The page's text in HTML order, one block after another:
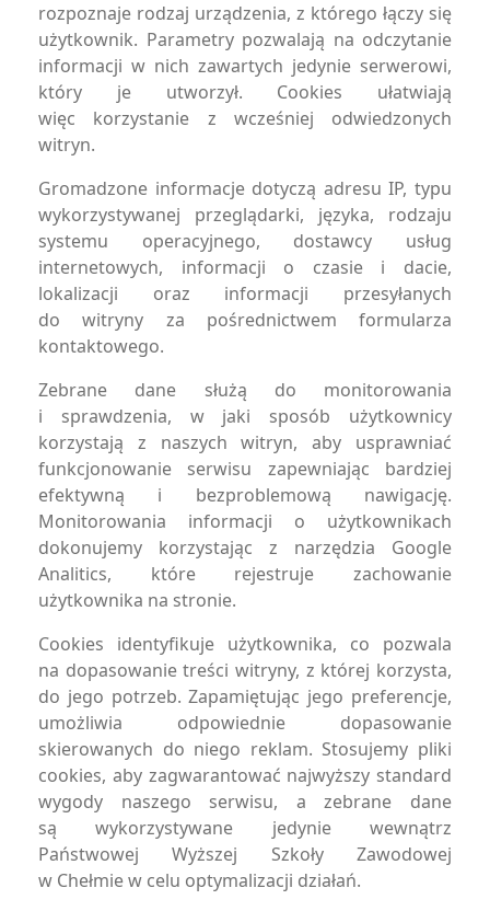
rozpoznaje rodzaj urządzenia, z którego łączy się
użytkownik. Parametry pozwalają na odczytanie
informacji w nich zawartych jedynie serwerowi,
który je utworzył. Cookies ułatwiają
więc korzystanie z wcześniej odwiedzonych
witryn.
Gromadzone informacje dotyczą adresu IP, typu
wykorzystywanej przeglądarki, języka, rodzaju
systemu operacyjnego, dostawcy usług
internetowych, informacji o czasie i dacie,
lokalizacji oraz informacji przesyłanych
do witryny za pośrednictwem formularza
kontaktowego.
Zebrane dane służą do monitorowania
i sprawdzenia, w jaki sposób użytkownicy
korzystają z naszych witryn, aby usprawniać
funkcjonowanie serwisu zapewniając bardziej
efektywną i bezproblemową nawigację.
Monitorowania informacji o użytkownikach
dokonujemy korzystając z narzędzia Google
Analitics, które rejestruje zachowanie
użytkownika na stronie.
Cookies identyfikuje użytkownika, co pozwala
na dopasowanie treści witryny, z której korzysta,
do jego potrzeb. Zapamiętując jego preferencje,
umożliwia odpowiednie dopasowanie
skierowanych do niego reklam. Stosujemy pliki
cookies, aby zagwarantować najwyższy standard
wygody naszego serwisu, a zebrane dane
są wykorzystywane jedynie wewnątrz
Państwowej Wyższej Szkoły Zawodowej
w Chełmie w celu optymalizacji działań.